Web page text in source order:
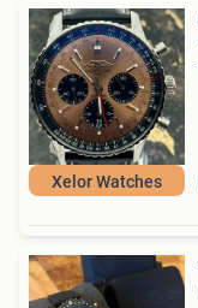
Xelor Watches